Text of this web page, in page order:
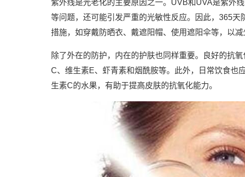
紫外线是光老化的主要原因之一。UVB和UVA是紫外
等问题，还可能引发严重的光敏性反应。因此，365
措施，如穿戴防晒衣、戴遮阳帽、使用遮阳伞等，以减
除了外在的防护，内在的护肤也同样重要。良好的抗
C、维生素E、虾青素和烟酰胺等。此外，日常饮食也
生素C的水果，有助于提高皮肤的抗氧化能力。